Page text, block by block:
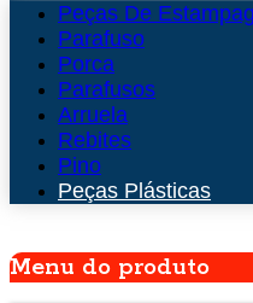
Peças De
Parafuso
Porca
Parafusos
Arruela
Rebites
Pino
Peças Plásticas
Menu do produto